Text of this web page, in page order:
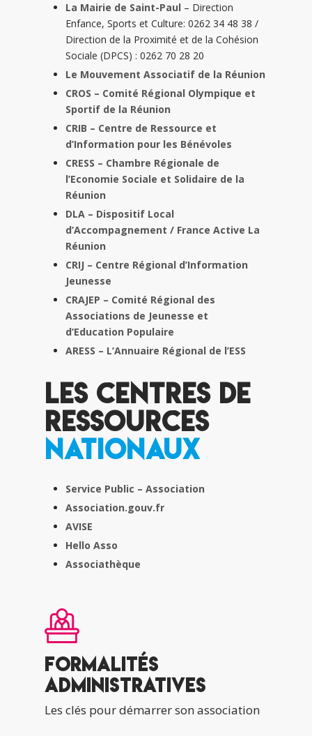
La Mairie de Saint-Paul – Direction
Enfance, Sports et Culture: 0262 34 48 38 /
Direction de la Proximité et de la Cohésion
Sociale (DPCS) : 0262 70 28 20
Le Mouvement Associatif de la Réunion
CROS – Comité Régional Olympique et
Sportif de la Réunion
CRIB – Centre de Ressource et
d’Information pour les Bénévoles
CRESS – Chambre Régionale de
l’Economie Sociale et Solidaire de la
Réunion
DLA – Dispositif Local
d’Accompagnement / France Active La
Réunion
CRIJ – Centre Régional d’Information
Jeunesse
CRAJEP – Comité Régional des
Associations de Jeunesse et
d’Education Populaire
ARESS – L’Annuaire Régional de l’ESS
Les centres de
ressources
nationaux
Service Public – Association
Association.gouv.fr
AVISE
Hello Asso
Associathèque
Formalités
administratives
Les clés pour démarrer son association